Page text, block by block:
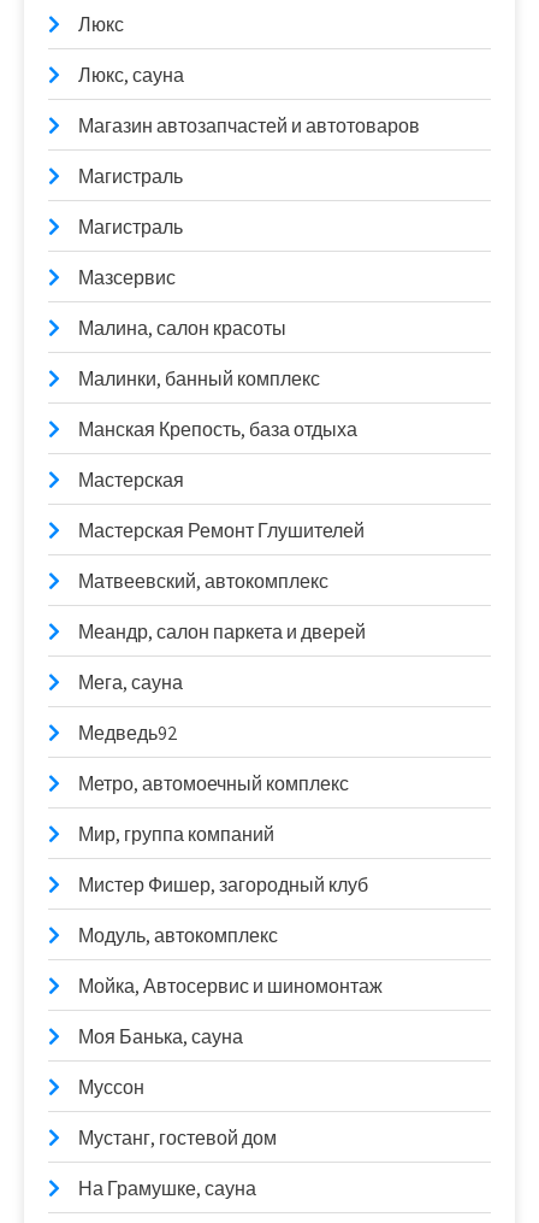
Люкс
Люкс, сауна
Магазин автозапчастей и автотоваров
Магистраль
Магистраль
Мазсервис
Малина, салон красоты
Малинки, банный комплекс
Манская Крепость, база отдыха
Мастерская
Мастерская Ремонт Глушителей
Матвеевский, автокомплекс
Меандр, салон паркета и дверей
Мега, сауна
Медведь92
Метро, автомоечный комплекс
Мир, группа компаний
Мистер Фишер, загородный клуб
Модуль, автокомплекс
Мойка, Автосервис и шиномонтаж
Моя Банька, сауна
Муссон
Мустанг, гостевой дом
На Грамушке, сауна